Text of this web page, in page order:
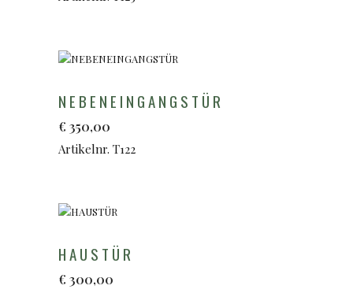
NEBENEINGANGSTÜR
€ 350,00
Artikelnr. T122
HAUSTÜR
€ 300,00